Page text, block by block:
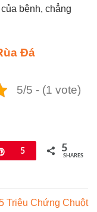
bệnh, chẳng
Đá
5/5 - (1 vote)
Pin
5 5
SHARES
Triệu Chứng Chuột